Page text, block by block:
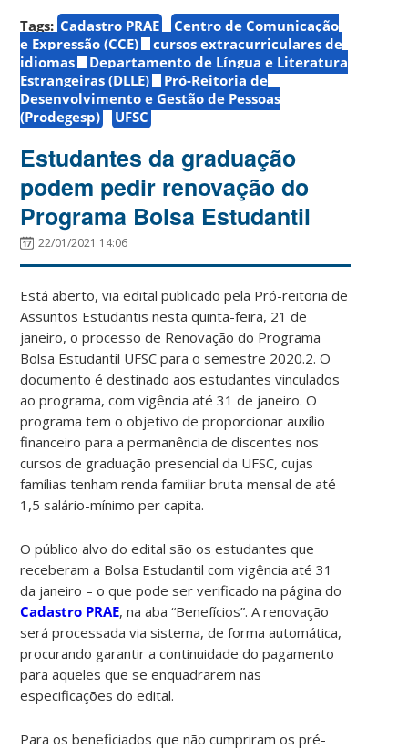
Tags: Cadastro PRAE
Centro de Comunicação
e Expressão (CCE)
cursos extracurriculares de
idiomas
Departamento de Língua e Literatura
Estrangeiras (DLLE)
Pró-Reitoria de
Desenvolvimento e Gestão de Pessoas
(Prodegesp)
UFSC
Estudantes da graduação
podem pedir renovação do
Programa Bolsa Estudantil
22/01/2021 14:06
Está aberto, via edital publicado pela Pró-reitoria de
Assuntos Estudantis nesta quinta-feira, 21 de
janeiro, o processo de Renovação do Programa
Bolsa Estudantil UFSC para o semestre 2020.2. O
documento é destinado aos estudantes vinculados
ao programa, com vigência até 31 de janeiro. O
programa tem o objetivo de proporcionar auxílio
financeiro para a permanência de discentes nos
cursos de graduação presencial da UFSC, cujas
famílias tenham renda familiar bruta mensal de até
1,5 salário-mínimo per capita.
O público alvo do edital são os estudantes que
receberam a Bolsa Estudantil com vigência até 31
da janeiro – o que pode ser verificado na página do
Cadastro PRAE, na aba “Benefícios”.A renovação
será processada via sistema, de forma automática,
procurando garantir a continuidade do pagamento
para aqueles que se enquadrarem nas
especificações do edital.
Para os beneficiados que não cumpriram os pré-